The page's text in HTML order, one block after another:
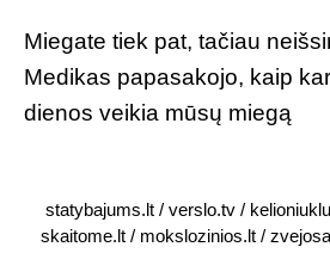
Miegate tiek pat, tačiau
Medikas papasakojo, kaip
dienos veikia mūsų miegą
statybajums.lt/ verslo.tv/
skaitome.lt/ mokslozinios.lt/